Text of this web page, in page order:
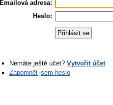
Emailová adresa:
Heslo:
Nemáte ještě účet? Vytvořit účet
Zapomněl jsem heslo